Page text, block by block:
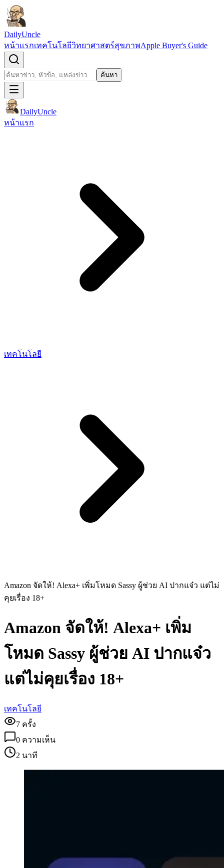
ข้ามไปยังเนื้อหา
DailyUncle
หน้าแรกเทคโนโลยีวิทยาศาสตร์สุขภาพApple Buyer's Guide
ค้นหา ค้นหา
DailyUncle
หน้าแรก
เทคโนโลยี
Amazon จัดให้! Alexa+ เพิ่มโหมด Sassy ผู้ช่วย AI ปากแจ๋ว แต่ไม่
คุยเรื่อง 18+
Amazon จัดให้! Alexa+ เพิ่ม
โหมด Sassy ผู้ช่วย AI ปากแจ๋ว
แต่ไม่คุยเรื่อง 18+
เทคโนโลยี
7 ครั้ง
0 ความเห็น
2 นาที